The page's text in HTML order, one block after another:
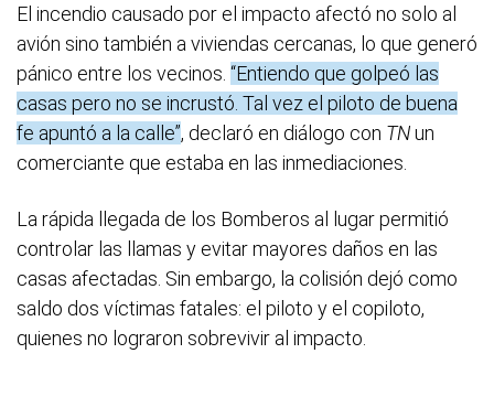
El incendio causado por el impacto afectó no solo al
avión sino también a viviendas cercanas, lo que generó
pánico entre los vecinos. “Entiendo que golpeó las
casas pero no se incrustó. Tal vez el piloto de buena
fe apuntó a la calle”, declaró en diálogo con TNun
comerciante que estaba en las inmediaciones.
La rápida llegada de los Bomberos al lugar permitió
controlar las llamas y evitar mayores daños en las
casas afectadas. Sin embargo, la colisión dejó como
saldo dos víctimas fatales: el piloto y el copiloto,
quienes no lograron sobrevivir al impacto.